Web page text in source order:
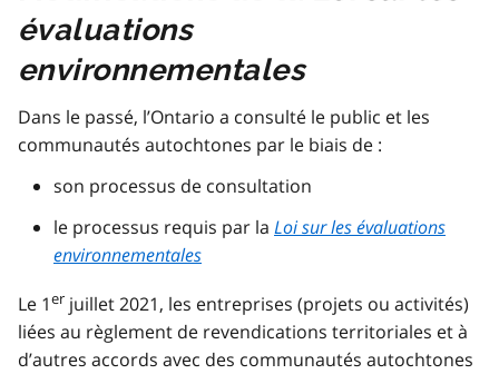
évaluations
environnementales
Dans le passé, l’Ontario a consulté le public et les
communautés autochtones par le biais de :
son processus de consultation
le processus requis par la Loi sur les évaluations
environnementales
Le 1er juillet 2021, les entreprises (projets ou activités)
liées au règlement de revendications territoriales et à
d’autres accords avec des communautés autochtones